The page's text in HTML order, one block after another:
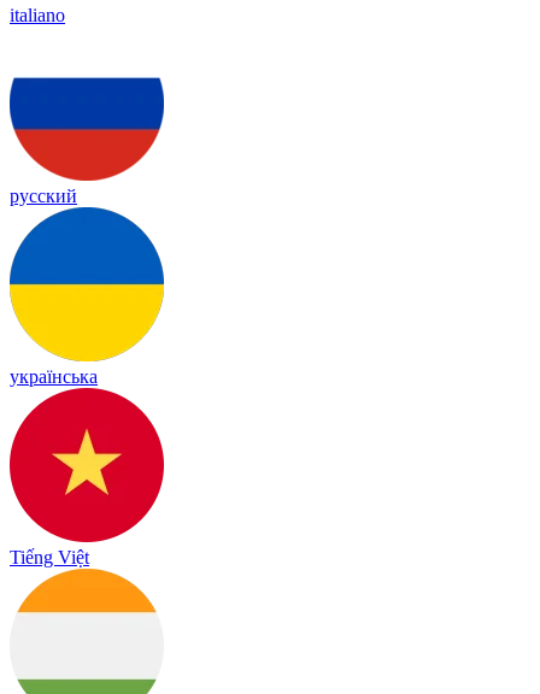
italiano
русский
українська
Tiếng Việt